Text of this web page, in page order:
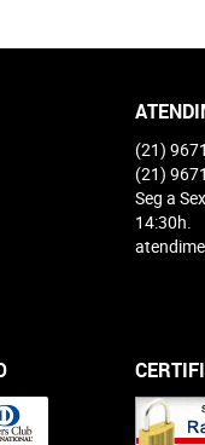
(21)
(21)
Seg a
14:30h.